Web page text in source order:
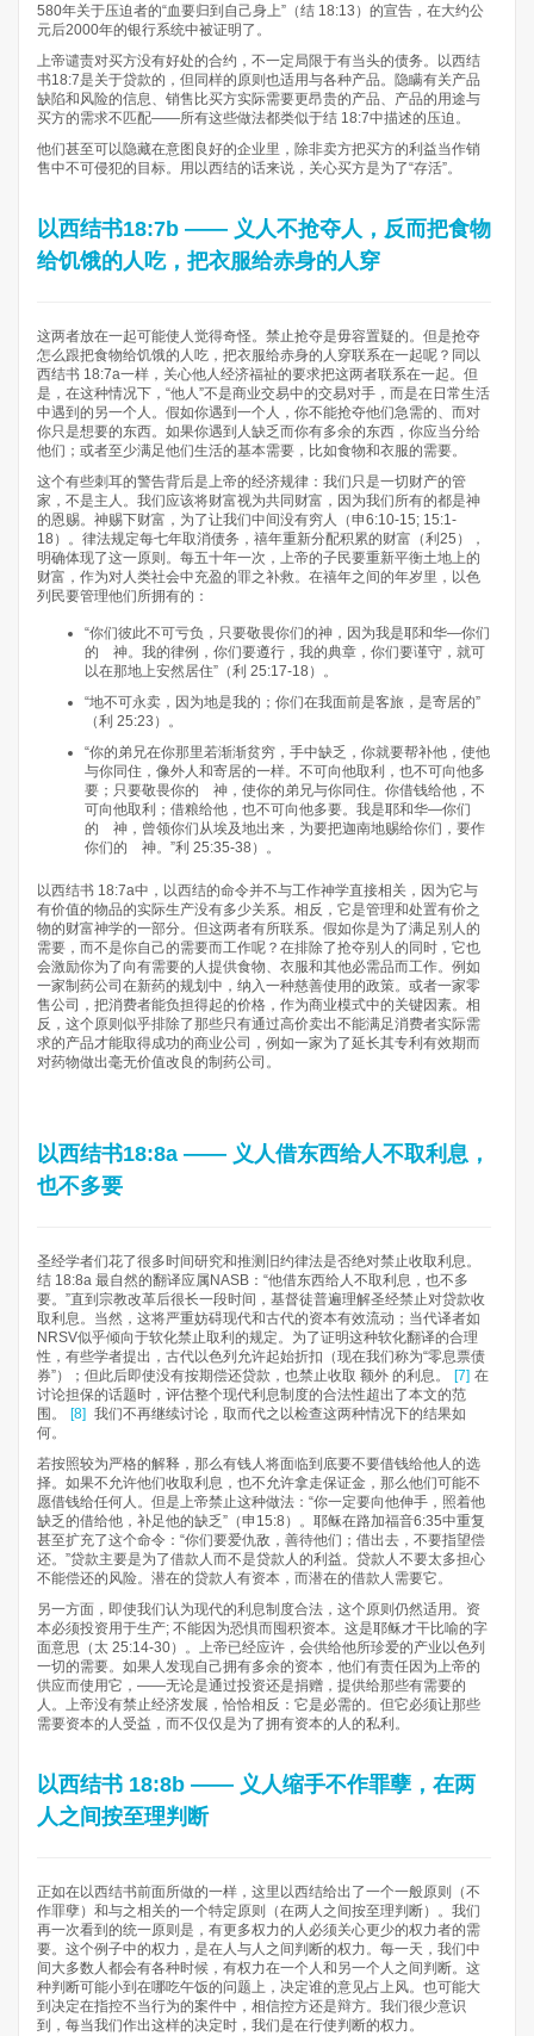
580年关于压迫者的“血要归到自己身上”（结 18:13）的宣告，在大约公
元后2000年的银行系统中被证明了。
上帝谴责对买方没有好处的合约，不一定局限于有当头的债务。以西结
书18:7是关于贷款的，但同样的原则也适用与各种产品。隐瞒有关产品
缺陷和风险的信息、销售比买方实际需要更昂贵的产品、产品的用途与
买方的需求不匹配——所有这些做法都类似于结 18:7中描述的压迫。
他们甚至可以隐藏在意图良好的企业里，除非卖方把买方的利益当作销
售中不可侵犯的目标。用以西结的话来说，关心买方是为了“存活”。
以西结书18:7b —— 义人不抢夺人，反而把食物
给饥饿的人吃，把衣服给赤身的人穿
这两者放在一起可能使人觉得奇怪。禁止抢夺是毋容置疑的。但是抢夺
怎么跟把食物给饥饿的人吃，把衣服给赤身的人穿联系在一起呢？同以
西结书 18:7a一样，关心他人经济福祉的要求把这两者联系在一起。但
是，在这种情况下，“他人”不是商业交易中的交易对手，而是在日常生活
中遇到的另一个人。假如你遇到一个人，你不能抢夺他们急需的、而对
你只是想要的东西。如果你遇到人缺乏而你有多余的东西，你应当分给
他们；或者至少满足他们生活的基本需要，比如食物和衣服的需要。
这个有些刺耳的警告背后是上帝的经济规律：我们只是一切财产的管
家，不是主人。我们应该将财富视为共同财富，因为我们所有的都是神
的恩赐。神赐下财富，为了让我们中间没有穷人（申6:10-15; 15:1-
18）。律法规定每七年取消债务，禧年重新分配积累的财富（利25），
明确体现了这一原则。每五十年一次，上帝的子民要重新平衡土地上的
财富，作为对人类社会中充盈的罪之补救。在禧年之间的年岁里，以色
列民要管理他们所拥有的：
“你们彼此不可亏负，只要敬畏你们的神，因为我是耶和华—你们
的 神。我的律例，你们要遵行，我的典章，你们要谨守，就可
以在那地上安然居住”（利 25:17-18）。
“地不可永卖，因为地是我的；你们在我面前是客旅，是寄居的”
（利 25:23）。
“你的弟兄在你那里若渐渐贫穷，手中缺乏，你就要帮补他，使他
与你同住，像外人和寄居的一样。不可向他取利，也不可向他多
要；只要敬畏你的 神，使你的弟兄与你同住。你借钱给他，不
可向他取利；借粮给他，也不可向他多要。我是耶和华—你们
的 神，曾领你们从埃及地出来，为要把迦南地赐给你们，要作
你们的 神。”利 25:35-38）。
以西结书 18:7a中，以西结的命令并不与工作神学直接相关，因为它与
有价值的物品的实际生产没有多少关系。相反，它是管理和处置有价之
物的财富神学的一部分。但这两者有所联系。假如你是为了满足别人的
需要，而不是你自己的需要而工作呢？在排除了抢夺别人的同时，它也
会激励你为了向有需要的人提供食物、衣服和其他必需品而工作。例如
一家制药公司在新药的规划中，纳入一种慈善使用的政策。或者一家零
售公司，把消费者能负担得起的价格，作为商业模式中的关键因素。相
反，这个原则似乎排除了那些只有通过高价卖出不能满足消费者实际需
求的产品才能取得成功的商业公司，例如一家为了延长其专利有效期而
对药物做出毫无价值改良的制药公司。
以西结书18:8a —— 义人借东西给人不取利息，
也不多要
圣经学者们花了很多时间研究和推测旧约律法是否绝对禁止收取利息。
结 18:8a 最自然的翻译应属NASB：“他借东西给人不取利息，也不多
要。”直到宗教改革后很长一段时间，基督徒普遍理解圣经禁止对贷款收
取利息。当然，这将严重妨碍现代和古代的资本有效流动；当代译者如
NRSV似乎倾向于软化禁止取利的规定。为了证明这种软化翻译的合理
性，有些学者提出，古代以色列允许起始折扣（现在我们称为“零息票债
券”）；但此后即使没有按期偿还贷款，也禁止收取 额外 的利息。
[7] 在
讨论担保的话题时，评估整个现代利息制度的合法性超出了本文的范
围。
[8] 我们不再继续讨论，取而代之以检查这两种情况下的结果如
何。
若按照较为严格的解释，那么有钱人将面临到底要不要借钱给他人的选
择。如果不允许他们收取利息，也不允许拿走保证金，那么他们可能不
愿借钱给任何人。但是上帝禁止这种做法：“你一定要向他伸手，照着他
缺乏的借给他，补足他的缺乏”（申15:8）。耶稣在路加福音6:35中重复
甚至扩充了这个命令：“你们要爱仇敌，善待他们；借出去，不要指望偿
还。”贷款主要是为了借款人而不是贷款人的利益。贷款人不要太多担心
不能偿还的风险。潜在的贷款人有资本，而潜在的借款人需要它。
另一方面，即使我们认为现代的利息制度合法，这个原则仍然适用。资
本必须投资用于生产; 不能因为恐惧而囤积资本。这是耶稣才干比喻的字
面意思（太 25:14-30）。上帝已经应许，会供给他所珍爱的产业以色列
一切的需要。如果人发现自己拥有多余的资本，他们有责任因为上帝的
供应而使用它，——无论是通过投资还是捐赠，提供给那些有需要的
人。上帝没有禁止经济发展，恰恰相反：它是必需的。但它必须让那些
需要资本的人受益，而不仅仅是为了拥有资本的人的私利。
以西结书 18:8b —— 义人缩手不作罪孽，在两
人之间按至理判断
正如在以西结书前面所做的一样，这里以西结给出了一个一般原则（不
作罪孽）和与之相关的一个特定原则（在两人之间按至理判断）。我们
再一次看到的统一原则是，有更多权力的人必须关心更少的权力者的需
要。这个例子中的权力，是在人与人之间判断的权力。每一天，我们中
间大多数人都会有各种时候，有权力在一个人和另一个人之间判断。这
种判断可能小到在哪吃午饭的问题上，决定谁的意见占上风。也可能大
到决定在指控不当行为的案件中，相信控方还是辩方。我们很少意识
到，每当我们作出这样的决定时，我们是在行使判断的权力。